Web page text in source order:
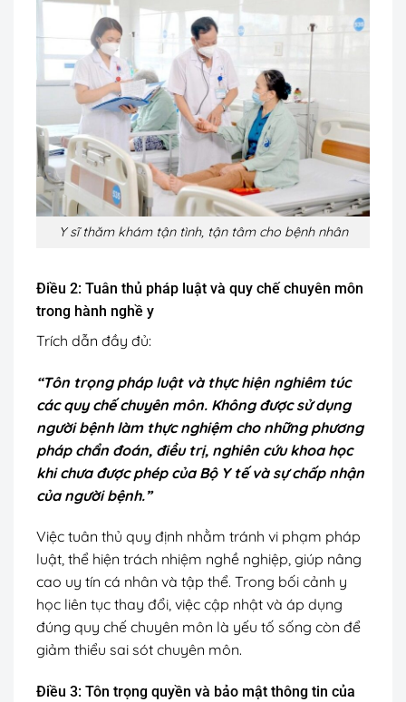
Y sĩ thăm khám tận tình, tận tâm cho bệnh nhân
Điều 2: Tuân thủ pháp luật và quy chế chuyên môn
trong hành nghề y
Trích dẫn đầy đủ:
“Tôn trọng pháp luật và thực hiện nghiêm túc
các quy chế chuyên môn. Không được sử dụng
người bệnh làm thực nghiệm cho những phương
pháp chẩn đoán, điều trị, nghiên cứu khoa học
khi chưa được phép của Bộ Y tế và sự chấp nhận
của người bệnh.”
Việc tuân thủ quy định nhằm tránh vi phạm pháp
luật, thể hiện trách nhiệm nghề nghiệp, giúp nâng
cao uy tín cá nhân và tập thể. Trong bối cảnh y
học liên tục thay đổi, việc cập nhật và áp dụng
đúng quy chế chuyên môn là yếu tố sống còn để
giảm thiểu sai sót chuyên môn.
Điều 3: Tôn trọng quyền và bảo mật thông tin của